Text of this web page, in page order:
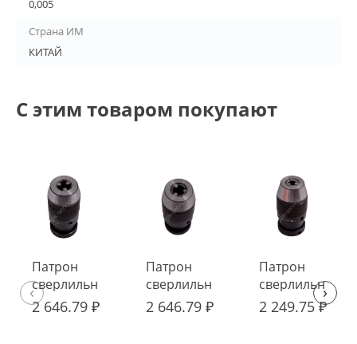
0,005
Страна ИМ
КИТАЙ
С этим товаром покупают
Патрон
сверлильный
самозажимной
2 646.79 ₽
Патрон
сверлильный
самозажимной
2 646.79 ₽
Патрон
сверлильный
самозажимной
2 249.75 ₽
‹ ›